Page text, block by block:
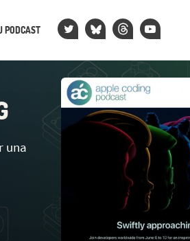
PODCAST
una